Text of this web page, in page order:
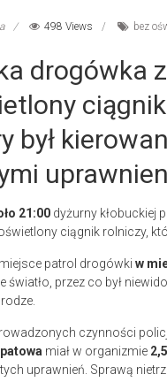
498 Views bez
drogówka
był
21:00 dyżurny kłobuckiej
ciągnik rolniczy,
patrol drogówki w
światło, przez co był
czynności
miał w organizmie
uprawnień. Sprawą